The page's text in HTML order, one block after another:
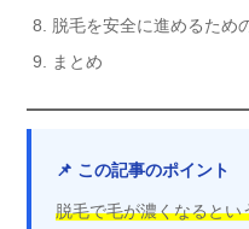
脱毛を安全に進めるため
まとめ
📌 この記事のポイント
脱毛で毛が濃くなると